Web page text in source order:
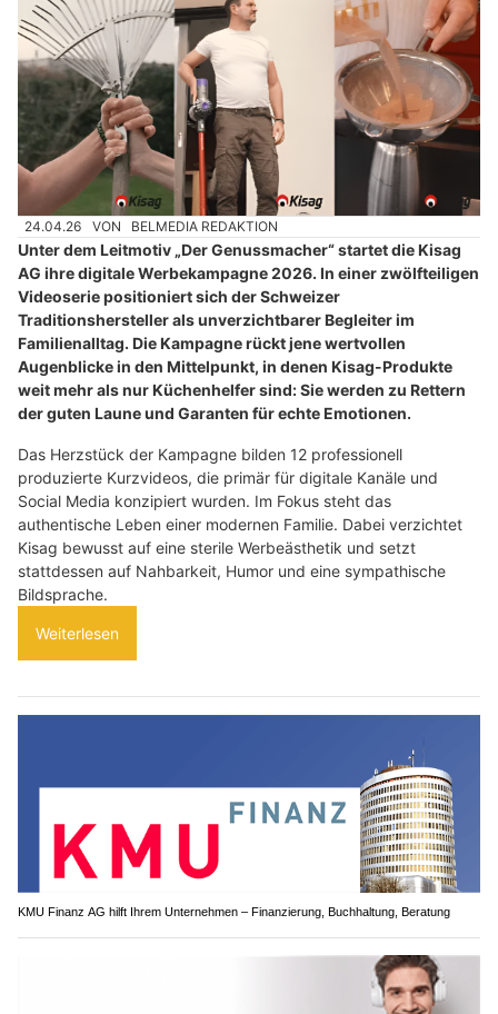
24.04.26 VON BELMEDIA REDAKTION
Unter dem Leitmotiv „Der Genussmacher“ startet die Kisag
AG ihre digitale Werbekampagne 2026. In einer zwölfteiligen
Videoserie positioniert sich der Schweizer
Traditionshersteller als unverzichtbarer Begleiter im
Familienalltag. Die Kampagne rückt jene wertvollen
Augenblicke in den Mittelpunkt, in denen Kisag-Produkte
weit mehr als nur Küchenhelfer sind: Sie werden zu Rettern
der guten Laune und Garanten für echte Emotionen.
Das Herzstück der Kampagne bilden 12 professionell
produzierte Kurzvideos, die primär für digitale Kanäle und
Social Media konzipiert wurden. Im Fokus steht das
authentische Leben einer modernen Familie. Dabei verzichtet
Kisag bewusst auf eine sterile Werbeästhetik und setzt
stattdessen auf Nahbarkeit, Humor und eine sympathische
Bildsprache.
Weiterlesen
KMU Finanz AG hilft Ihrem Unternehmen – Finanzierung, Buchhaltung, Beratung